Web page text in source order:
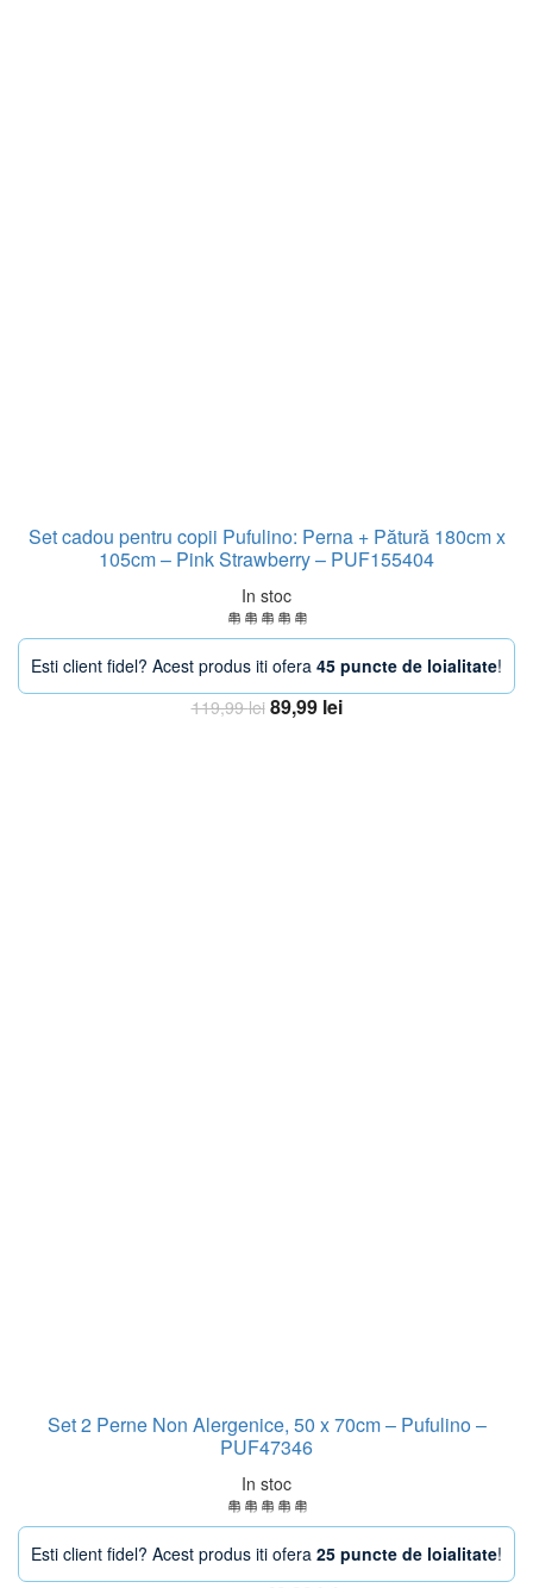
Set cadou pentru copii Pufulino: Perna + Pătură 180cm x
105cm – Pink Strawberry – PUF155404
In stoc
Esti client fidel? Acest produs iti ofera 45 puncte de loialitate!
119,99lei Prețul
89,99 leiPrețul
Set 2 Perne Non Alergenice, 50 x 70cm – Pufulino –
PUF47346
In stoc
Esti client fidel? Acest produs iti ofera 25 puncte de loialitate!